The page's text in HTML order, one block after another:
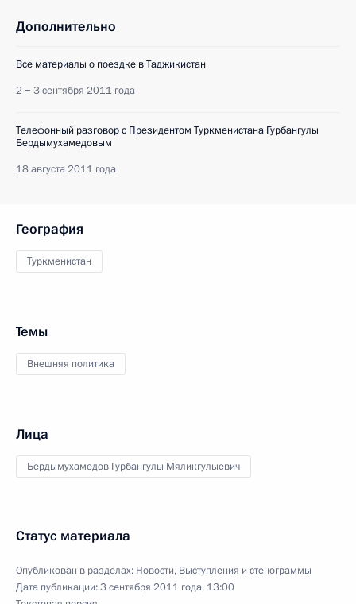
Дополнительно
Все материалы о поездке в Таджикистан
2 − 3 сентября 2011 года
Телефонный разговор с Президентом Туркменистана Гурбангулы
Бердымухамедовым
18 августа 2011 года
География
Туркменистан
Темы
Внешняя политика
Лица
Бердымухамедов Гурбангулы Мяликгулыевич
Статус материала
Опубликован в разделах: Новости, Выступления и стенограммы
Дата публикации:3 сентября 2011 года, 13:00